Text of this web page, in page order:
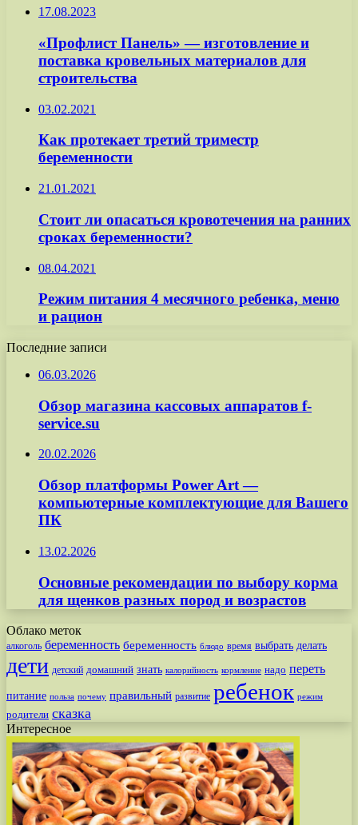
17.08.2023
«Профлист Панель» — изготовление и
поставка кровельных материалов для
строительства
03.02.2021
Как протекает третий триместр
беременности
21.01.2021
Стоит ли опасаться кровотечения на ранних
сроках беременности?
08.04.2021
Режим питания 4 месячного ребенка, меню
и рацион
Последние записи
06.03.2026
Обзор магазина кассовых аппаратов f-
service.su
20.02.2026
Обзор платформы Power Art —
компьютерные комплектующие для Вашего
ПК
13.02.2026
Основные рекомендации по выбору корма
для щенков разных пород и возрастов
Облако меток
алкоголь беременность беременность блюдо время выбрать делать
дети детский домашний знать калорийность кормление надо переть
питание польза почему правильный развитие ребенок режим
родители сказка
Интересное